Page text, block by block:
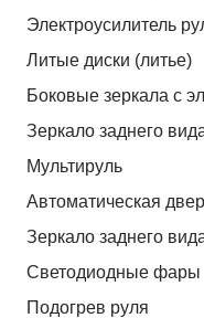
Электроусилитель
Литые диски (литье)
Боковые зеркала с
Зеркало заднего
Мультируль
Автоматическая
Зеркало заднего
Светодиодные фары
Подогрев руля